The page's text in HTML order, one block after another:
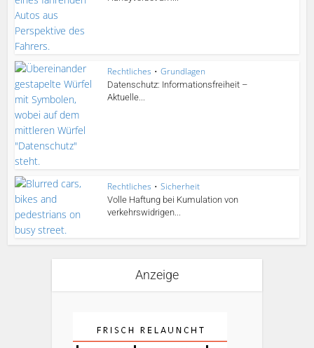
Rechtliches • Grundlagen
Datenschutz: Informationsfreiheit –
Aktuelle...
Rechtliches • Sicherheit
Volle Haftung bei Kumulation von
verkehrswidrigen...
Anzeige